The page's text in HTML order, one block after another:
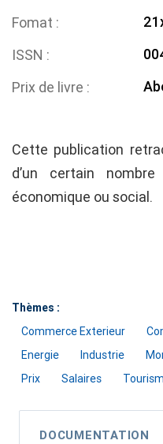
Fomat
ISSN
Prix de livre
Cette publication
d’un certain
économique ou social.
Thèmes :
Commerce Exterieur
Energie
Industrie
Prix
Salaires
DOCUMENTATION